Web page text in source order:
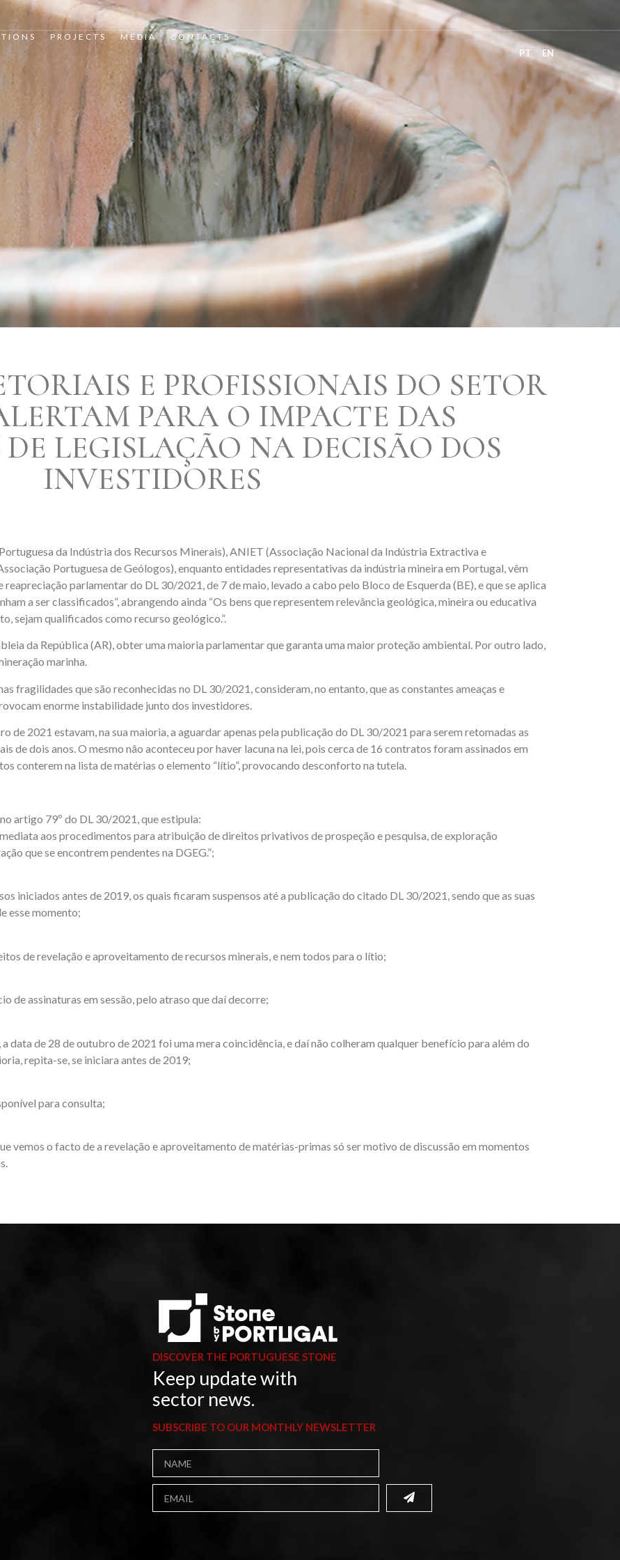
PROJECTS MEDIA CONTACTS
PT EN
E PROFISSIONAIS DO SETOR
PARA O IMPACTE DAS
LEGISLAÇÃO NA DECISÃO DOS
INVESTIDORES
da Indústria dos Recursos Minerais), ANIET (Associação Nacional da Indústria Extractiva e
Portuguesa de Geólogos), enquanto entidades representativas da indústria mineira em Portugal, vêm
parlamentar do DL 30/2021, de 7 de maio, levado a cabo pelo Bloco de Esquerda (BE), e que se aplica
a ser classificados”, abrangendo ainda “Os bens que representem relevância geológica, mineira ou educativa
sejam qualificados como recurso geológico.”.
da República (AR), obter uma maioria parlamentar que garanta uma maior proteção ambiental. Por outro lado,
marinha.
fragilidades que são reconhecidas no DL 30/2021, consideram, no entanto, que as constantes ameaças e
enorme instabilidade junto dos investidores.
de 2021 estavam, na sua maioria, a aguardar apenas pela publicação do DL 30/2021 para serem retomadas as
de dois anos. O mesmo não aconteceu por haver lacuna na lei, pois cerca de 16 contratos foram assinados em
conterem na lista de matérias o elemento “lítio”, provocando desconforto na tutela.
artigo 79º do DL 30/2021, que estipula:
aos procedimentos para atribuição de direitos privativos de prospeção e pesquisa, de exploração
que se encontrem pendentes na DGEG.”;
iniciados antes de 2019, os quais ficaram suspensos até a publicação do citado DL 30/2021, sendo que as suas
esse momento;
de revelação e aproveitamento de recursos minerais, e nem todos para o lítio;
de assinaturas em sessão, pelo atraso que daí decorre;
data de 28 de outubro de 2021 foi uma mera coincidência, e daí não colheram qualquer benefício para além do
repita-se, se iniciara antes de 2019;
para consulta;
vemos o facto de a revelação e aproveitamento de matérias-primas só ser motivo de discussão em momentos
DISCOVER THE PORTUGUESE STONE
Keep update with
sector news.
SUBSCRIBE TO OUR MONTHLY NEWSLETTER